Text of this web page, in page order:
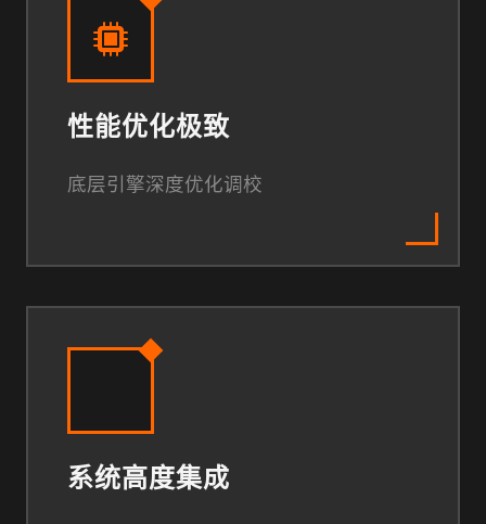
性能优化极致
底层引擎深度优化调校
系统高度集成